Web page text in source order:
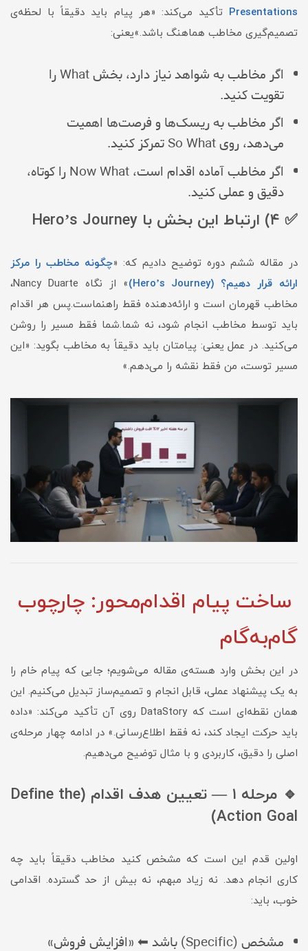
Presentations تأکید می‌کند: «هر پیام باید دقیقاً با لحظه‌ی
تصمیم‌گیری مخاطب هماهنگ باشد.»یعنی:
اگر مخاطب به شواهد نیاز دارد، بخش What را
تقویت کنید.
اگر مخاطب به ریسک‌ها و فرصت‌ها اهمیت
می‌دهد، روی So What تمرکز کنید.
اگر مخاطب آماده اقدام است، Now What را کوتاه،
دقیق و عملی کنید.
✅ ۴) ارتباط این بخش با Hero’s Journey
در مقاله ششم دوره توضیح دادیم که: «چگونه مخاطب را مرکز
ارائه قرار دهیم؟ (Hero’s Journey)
» از نگاه Nancy Duarte،
مخاطب قهرمان است و ارائه‌دهنده فقط راهنماست.پس هر اقدام
باید توسط مخاطب انجام شود، نه شما.شما فقط مسیر را روشن
می‌کنید. در عمل یعنی: پیامتان باید دقیقاً به مخاطب بگوید: «این
مسیر توست، من فقط نقشه را می‌دهم.»
ساخت پیام اقدام‌محور: چارچوب
گام‌به‌گام
در این بخش وارد هسته‌ی مقاله می‌شویم؛ جایی که پیام خام را
به یک پیشنهاد عملی، قابل انجام و تصمیم‌ساز تبدیل می‌کنیم. این
همان نقطه‌ای است که DataStory روی آن تأکید می‌کند: «داده
باید حرکت ایجاد کند، نه فقط اطلاع‌رسانی.» در ادامه چهار مرحله‌ی
اصلی را دقیق، کاربردی و با مثال توضیح می‌دهیم.
🔹 مرحله ۱ — تعیین هدف اقدام (Define the
Action Goal)
اولین قدم این است که مشخص کنید مخاطب دقیقاً باید چه
کاری انجام دهد. نه زیاد مبهم، نه بیش از حد گسترده. اقدامی
خوب، باید:
مشخص (Specific) باشد ⬅ «افزایش فروش»